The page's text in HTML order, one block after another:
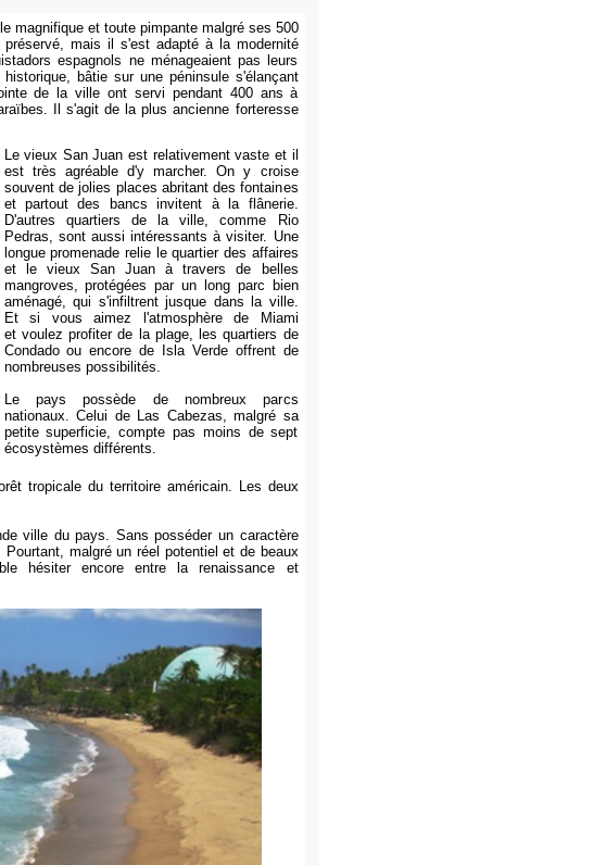
magnifique et toute pimpante malgré ses 500
mais il s'est adapté à la modernité
espagnols ne ménageaient pas leurs
bâtie sur une péninsule s'élançant
de la ville ont servi pendant 400 ans à
Il s'agit de la plus ancienne forteresse
Le vieux San Juan est relativement vaste et il
est très agréable d'y marcher. On y croise
souvent de jolies places abritant des fontaines
et partout des bancs invitent à la flânerie.
D'autres quartiers de la ville, comme Rio
Pedras, sont aussi intéressants à visiter. Une
longue promenade relie le quartier des affaires
et le vieux San Juan à travers de belles
mangroves,protégées par un long parc bien
aménagé, qui s'infiltrent jusque dans la ville.
Et si vous aimez l'atmosphère de Miami
et voulez profiter de la plage, les quartiers de
Condado ou encore de Isla Verde offrent de
nombreuses possibilités.
Le pays possède de nombreux parcs
nationaux. Celui de Las Cabezas, malgré sa
petite superficie, compte pas moins de sept
écosystèmes différents.
tropicale du territoire américain. Les deux
ville du pays. Sans posséder un caractère
malgré un réel potentiel et de beaux
hésiter encore entre la renaissance et